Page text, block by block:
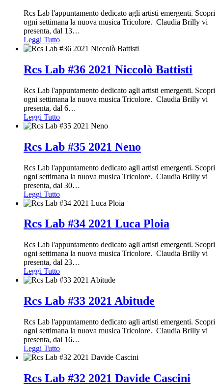
Rcs Lab l'appuntamento dedicato agli artisti emergenti. Scopri
ogni settimana la nuova musica Tricolore. Claudia Brilly vi
presenta, dal 13…
Leggi Tutto
Rcs Lab #36 2021 Niccolò Battisti
Rcs Lab l'appuntamento dedicato agli artisti emergenti. Scopri
ogni settimana la nuova musica Tricolore. Claudia Brilly vi
presenta, dal 6…
Leggi Tutto
Rcs Lab #35 2021 Neno
Rcs Lab l'appuntamento dedicato agli artisti emergenti. Scopri
ogni settimana la nuova musica Tricolore. Claudia Brilly vi
presenta, dal 30…
Leggi Tutto
Rcs Lab #34 2021 Luca Ploia
Rcs Lab l'appuntamento dedicato agli artisti emergenti. Scopri
ogni settimana la nuova musica Tricolore. Claudia Brilly vi
presenta, dal 23…
Leggi Tutto
Rcs Lab #33 2021 Abitude
Rcs Lab l'appuntamento dedicato agli artisti emergenti. Scopri
ogni settimana la nuova musica Tricolore. Claudia Brilly vi
presenta, dal 16…
Leggi Tutto
Rcs Lab #32 2021 Davide Cascini